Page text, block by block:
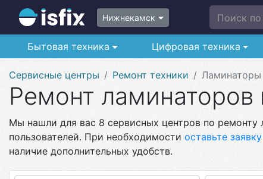
Нижнекамск Поиск по
Бытовая техника Цифровая техника
Сервисные центры Ремонт техники Ламинаторы
Ремонт
Мы нашли для вас 8 сервисных центров по ремонту
пользователей. При необходимости оставьте заявку
наличие дополнительных удобств.